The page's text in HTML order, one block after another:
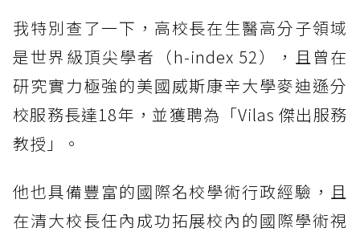
我特別查了一下，高校長在生醫高分子領域
是世界級頂尖學者（h-index 52），且曾在
研究實力極強的美國威斯康辛大學麥迪遜分
校服務長達18年，並獲聘為「Vilas 傑出服務
教授」。
他也具備豐富的國際名校學術行政經驗，且
在清大校長任內成功拓展校內的國際學術視